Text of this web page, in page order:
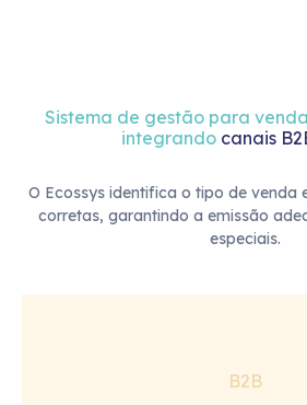
Sistema de gestão para
integrando canais
O Ecossys identifica o tipo de venda
corretas, garantindo a emissão
especiais.
B2B